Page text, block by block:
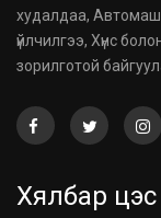
худалдаа,
үйлчилгээ, Хүнс
зорилготой
Хялбар цэс